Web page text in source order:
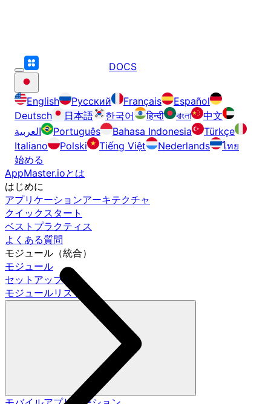
DOCS
English Русский Français
Español
Deutsch
日本語 한국어 हिन्दी বাংলা
中文
العربية
Português Bahasa Indonesia
Türkçe
Italiano
Polski Tiếng Việt Nederlands
ไทย
始める
AppMaster.ioとは
はじめに
アプリケーションアーキテクチャ
クイックスタート
ベストプラクティス
よくある質問
モジュール（統合）
モジュール
セットアップ
モジュールリスト